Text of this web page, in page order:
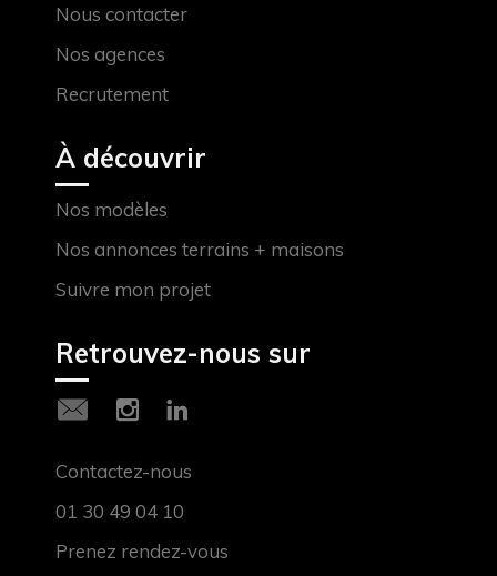
Nous contacter
Nos agences
Recrutement
À découvrir
Nos modèles
Nos annonces terrains + maisons
Suivre mon projet
Retrouvez-nous sur
Contactez-nous
01 30 49 04 10
Prenez rendez-vous